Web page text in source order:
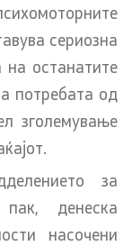
сериозна
на останатите
потребата од
зголемување
за
денеска
насочени